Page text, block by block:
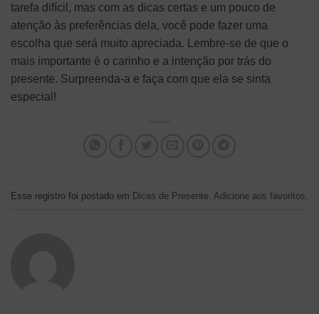
tarefa difícil, mas com as dicas certas e um pouco de
atenção às preferências dela, você pode fazer uma
escolha que será muito apreciada. Lembre-se de que o
mais importante é o carinho e a intenção por trás do
presente. Surpreenda-a e faça com que ela se sinta
especial!
Esse registro foi postado em Dicas de Presente. Adicione aos favoritos.